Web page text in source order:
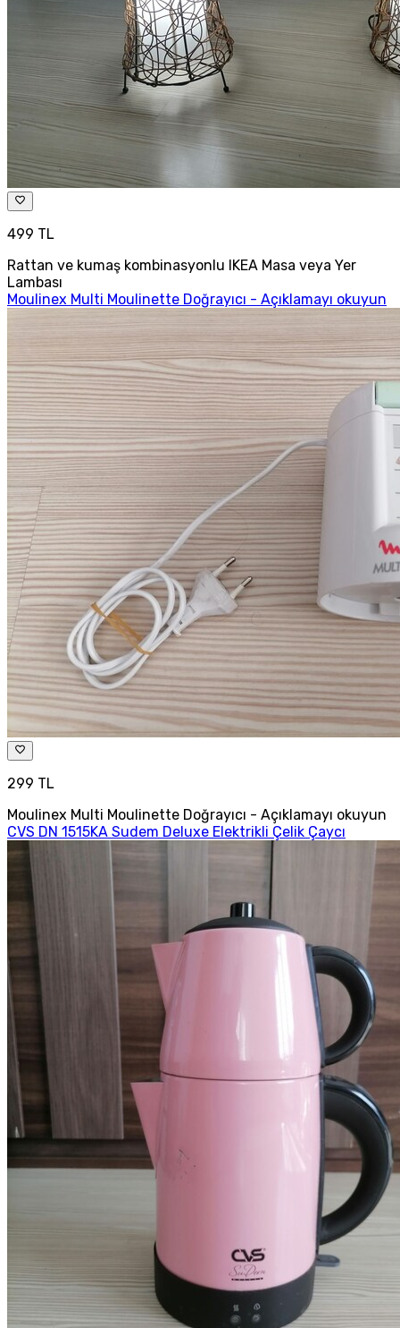
499 TL
Rattan ve kumaş kombinasyonlu IKEA Masa veya Yer
Lambası
Moulinex Multi Moulinette Doğrayıcı - Açıklamayı okuyun
299 TL
Moulinex Multi Moulinette Doğrayıcı - Açıklamayı okuyun
CVS DN 1515KA Sudem Deluxe Elektrikli Çelik Çaycı